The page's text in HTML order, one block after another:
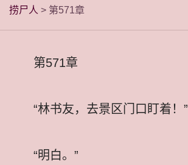
捞尸人 > 第571章
第571章
“林书友，去景区门口盯着！”
“明白。”